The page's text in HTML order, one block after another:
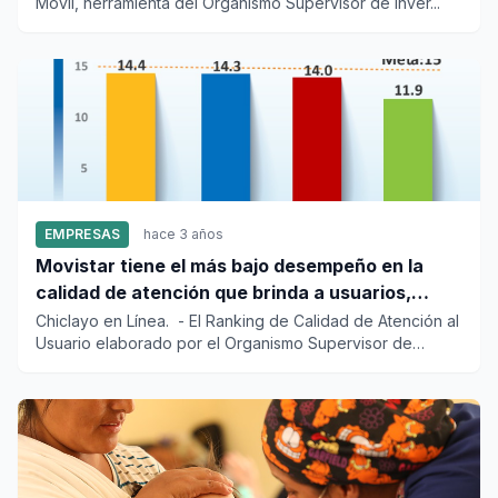
EMPRESAS hace 3 años
Movistar tiene el más bajo desempeño en la
calidad de atención que brinda a usuarios,
según Osiptel
Chiclayo en Línea. - El Ranking de Calidad de Atención al
Usuario elaborado por el Organismo Supervisor de